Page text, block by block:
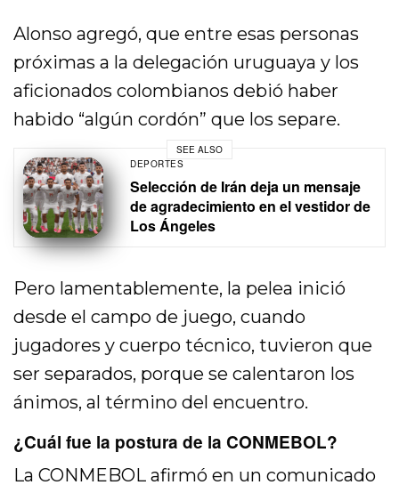
Alonso agregó, que entre esas personas
próximas a la delegación uruguaya y los
aficionados colombianos debió haber
habido “algún cordón” que los separe.
SEE ALSO
DEPORTES
Selección de Irán deja un mensaje
de agradecimiento en el vestidor de
Los Ángeles
Pero lamentablemente, la pelea inició
desde el campo de juego, cuando
jugadores y cuerpo técnico, tuvieron que
ser separados, porque se calentaron los
ánimos, al término del encuentro.
¿Cuál fue la postura de la CONMEBOL?
La CONMEBOL afirmó en un comunicado